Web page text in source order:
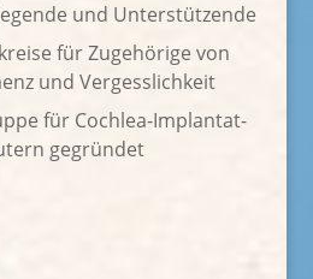
und Unterstützende
für Zugehörige von
und Vergesslichkeit
für Cochlea-Implantat-
gegründet